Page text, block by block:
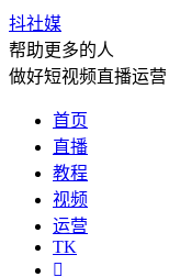
抖社媒
帮助更多的人
做好短视频直播运营
首页
直播
教程
视频
运营
TK
